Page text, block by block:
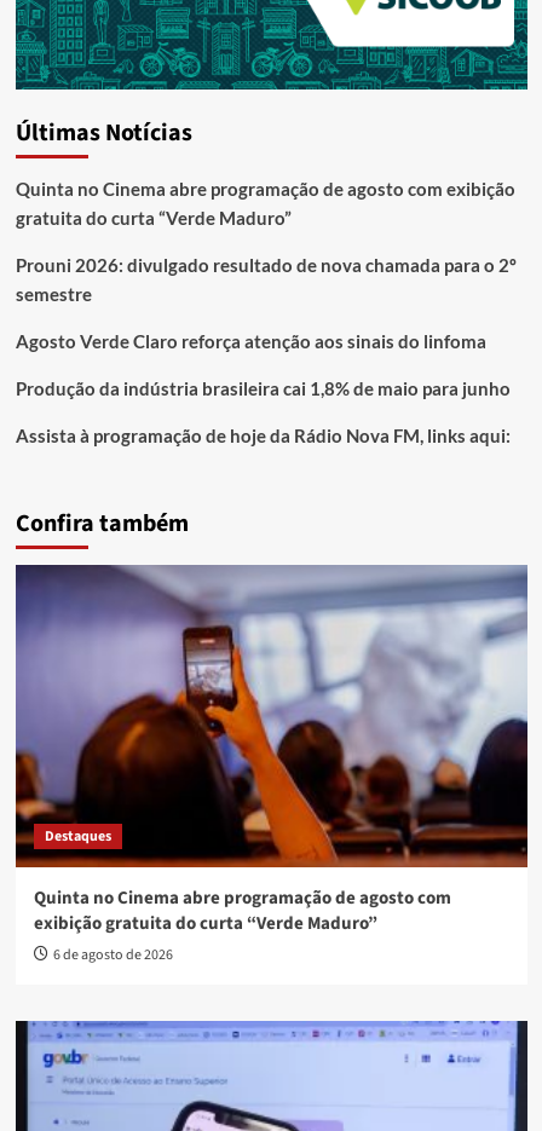
Últimas Notícias
Quinta no Cinema abre programação de agosto com exibição
gratuita do curta “Verde Maduro”
Prouni 2026: divulgado resultado de nova chamada para o 2º
semestre
Agosto Verde Claro reforça atenção aos sinais do linfoma
Produção da indústria brasileira cai 1,8% de maio para junho
Assista à programação de hoje da Rádio Nova FM, links aqui:
Confira também
Destaques
Quinta no Cinema abre programação de agosto com
exibição gratuita do curta “Verde Maduro”
6 de agosto de 2026